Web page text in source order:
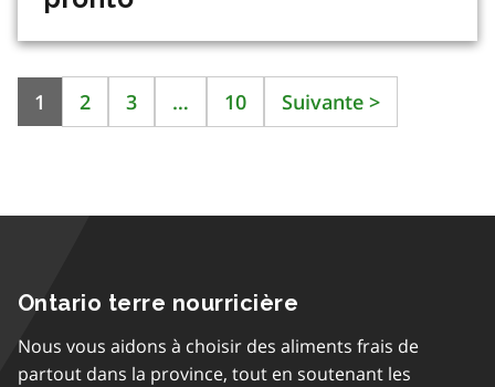
1 2 3 … 10 Suivante >
Ontario terre nourricière
Nous vous aidons à choisir des aliments frais de
partout dans la province, tout en soutenant les